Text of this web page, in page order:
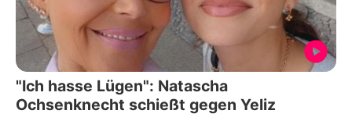
"Ich hasse Lügen": Natascha
Ochsenknecht schießt gegen Yeliz